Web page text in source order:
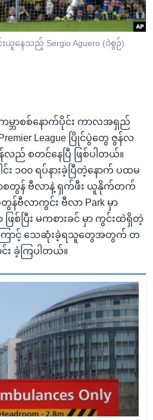
ေသည့် Sergio Aguero (ဝဲစွဉ်)
မ္ဘာစစ်နောက်ပိုင်း ကာလအရှည်
League ပြိုင်ပွဲတွေ ဇွန်လ
န်လည် စတင်နေပြီ ဖြစ်ပါတယ်။
င်း ၁၀၀ ရပ်နားခဲ့ပြီတဲ့နောက် ပထမ
စတွန် ဗီလာနဲ့ ရှက်ဖီး ယူနိုက်တက်
န်ဗီလာကွင်း ဗီလာ Park မှာ
စ်ပြီး မကစားခင် မှာ ကွင်းထဲရှိတဲ့
ြောင့် သေဆုံးခဲ့ရသူတွေအတွက် တ
း ခဲ့ကြပါတယ်။